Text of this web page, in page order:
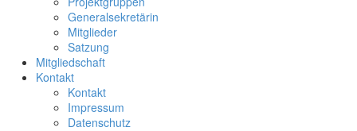
Generalsekretärin
Mitglieder
Satzung
Mitgliedschaft
Kontakt
Kontakt
Impressum
Datenschutz